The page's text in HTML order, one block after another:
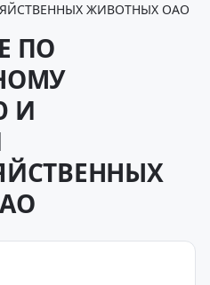
ЖИВОТНЫХ ОАО
ПО
И